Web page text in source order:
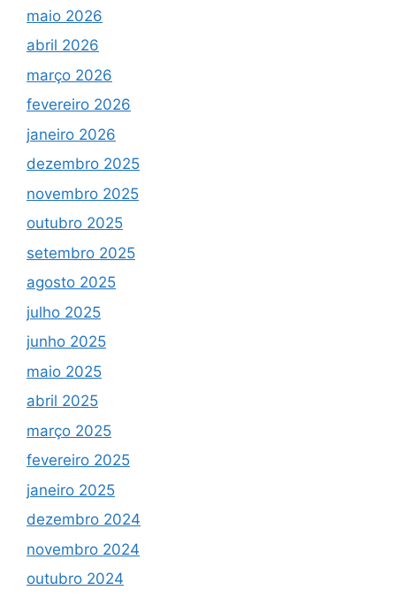
maio 2026
abril 2026
março 2026
fevereiro 2026
janeiro 2026
dezembro 2025
novembro 2025
outubro 2025
setembro 2025
agosto 2025
julho 2025
junho 2025
maio 2025
abril 2025
março 2025
fevereiro 2025
janeiro 2025
dezembro 2024
novembro 2024
outubro 2024